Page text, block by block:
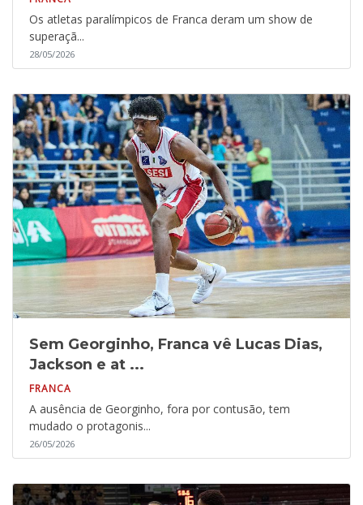
Os atletas paralímpicos de Franca deram um show de
superaçã...
28/05/2026
Sem Georginho, Franca vê Lucas Dias,
Jackson e at ...
FRANCA
A ausência de Georginho, fora por contusão, tem
mudado o protagonis...
26/05/2026